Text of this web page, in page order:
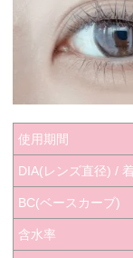
使用期間
DIA(レンズ直径) /
BC(ベースカーブ)
含水率